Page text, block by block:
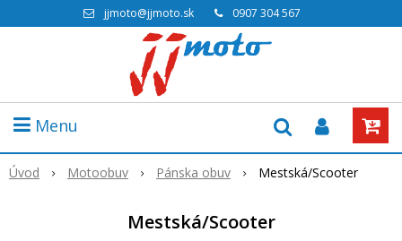
jjmoto@jjmoto.sk 0907 304 567
Menu
Úvod Motoobuv Pánska obuv Mestská/Scooter
Mestská/Scooter